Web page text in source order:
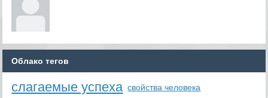
Облако тегов
слагаемые успеха свойства человека